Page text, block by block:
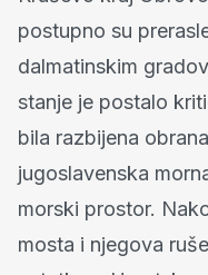
postupno su
dalmatinskim
stanje je postalo
bila razbijena
jugoslavenska
morski prostor.
mosta i njegova